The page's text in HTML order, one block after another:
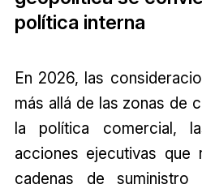
política interna
En 2026, las
más allá de las zonas de
la política comercial,
acciones ejecutivas que
cadenas de